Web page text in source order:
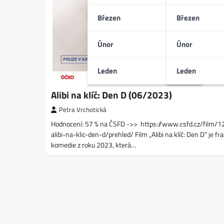
Březen
Únor
Leden
Březen
Únor
Leden
Alibi na klíč: Den D (06/2023)
Petra Vrchotická
Hodnocení: 57 % na ČSFD ->> https://www.csfd.cz/film/
alibi-na-klic-den-d/prehled/ Film „Alibi na klíč: Den D“ je
komedie z roku 2023, která…